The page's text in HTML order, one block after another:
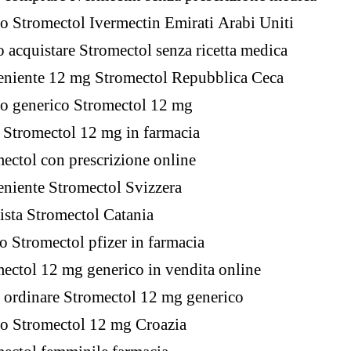
Stromectol Ivermectin Emirati Arabi Uniti
acquistare Stromectol senza ricetta medica
12 mg Stromectol Repubblica Ceca
generico Stromectol 12 mg
12 mg in farmacia
con prescrizione online
Stromectol Svizzera
Stromectol Catania
Stromectol pfizer in farmacia
12 mg generico in vendita online
Stromectol 12 mg generico
Stromectol 12 mg Croazia